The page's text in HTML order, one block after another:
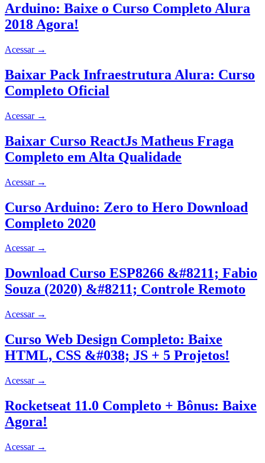
Arduino: Baixe o Curso Completo Alura
2018 Agora!
Acessar →
Baixar Pack Infraestrutura Alura: Curso
Completo Oficial
Acessar →
Baixar Curso ReactJs Matheus Fraga
Completo em Alta Qualidade
Acessar →
Curso Arduino: Zero to Hero Download
Completo 2020
Acessar →
Download Curso ESP8266 &#8211; Fabio
Souza (2020) &#8211; Controle Remoto
Acessar →
Curso Web Design Completo: Baixe
HTML, CSS &#038; JS + 5 Projetos!
Acessar →
Rocketseat 11.0 Completo + Bônus: Baixe
Agora!
Acessar →